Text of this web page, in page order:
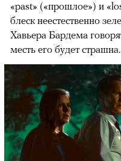
«past» («прошлое») и
блеск неестественно
Хавьера Бардема
месть его будет страшна.